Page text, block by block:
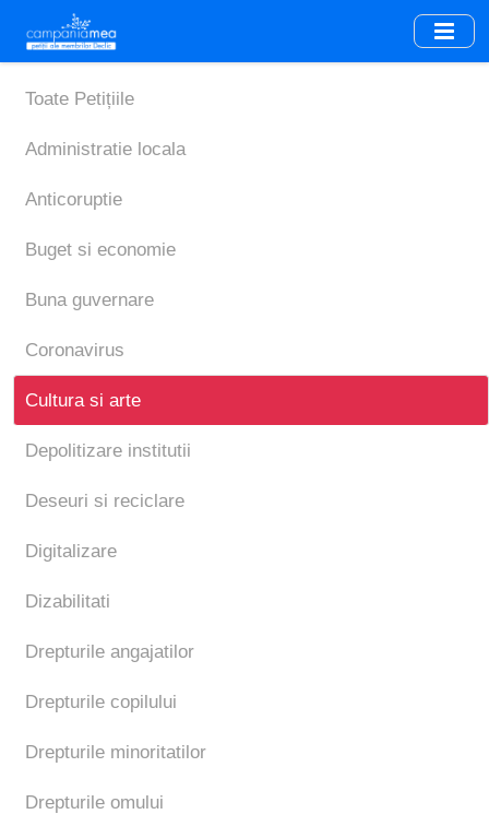
main
content
Toate Petițiile
Administratie locala
Anticoruptie
Buget si economie
Buna guvernare
Coronavirus
Cultura si arte
Depolitizare institutii
Deseuri si reciclare
Digitalizare
Dizabilitati
Drepturile angajatilor
Drepturile copilului
Drepturile minoritatilor
Drepturile omului